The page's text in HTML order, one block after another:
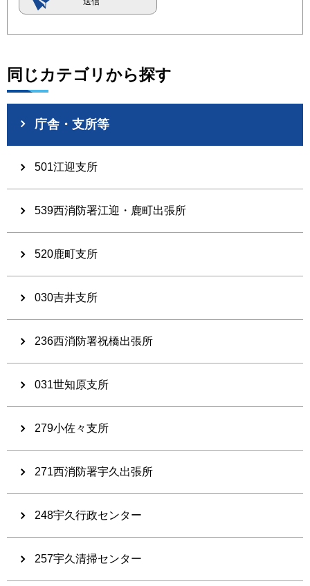
同じカテゴリから探す
庁舎・支所等
501江迎支所
539西消防署江迎・鹿町出張所
520鹿町支所
030吉井支所
236西消防署祝橋出張所
031世知原支所
279小佐々支所
271西消防署宇久出張所
248宇久行政センター
257宇久清掃センター